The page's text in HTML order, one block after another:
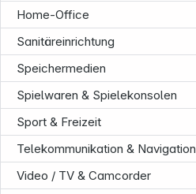
Home-Office
Sanitäreinrichtung
Speichermedien
Spielwaren & Spielekonsolen
Sport & Freizeit
Telekommunikation & Navigation
Video / TV & Camcorder